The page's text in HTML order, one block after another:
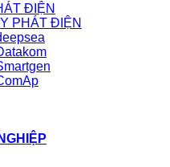
ĐIỆN
PHÁT ĐIỆN